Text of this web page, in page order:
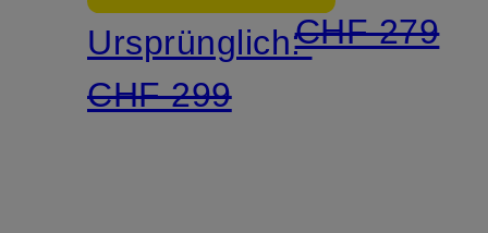
Ursprünglich:
CHF 299
CHF 279